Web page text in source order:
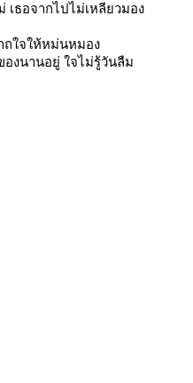
เธอจากไปไม่เหลียวมอง
ถใจให้หม่นหมอง
องนานอยู่ ใจไม่รู้วันลืม